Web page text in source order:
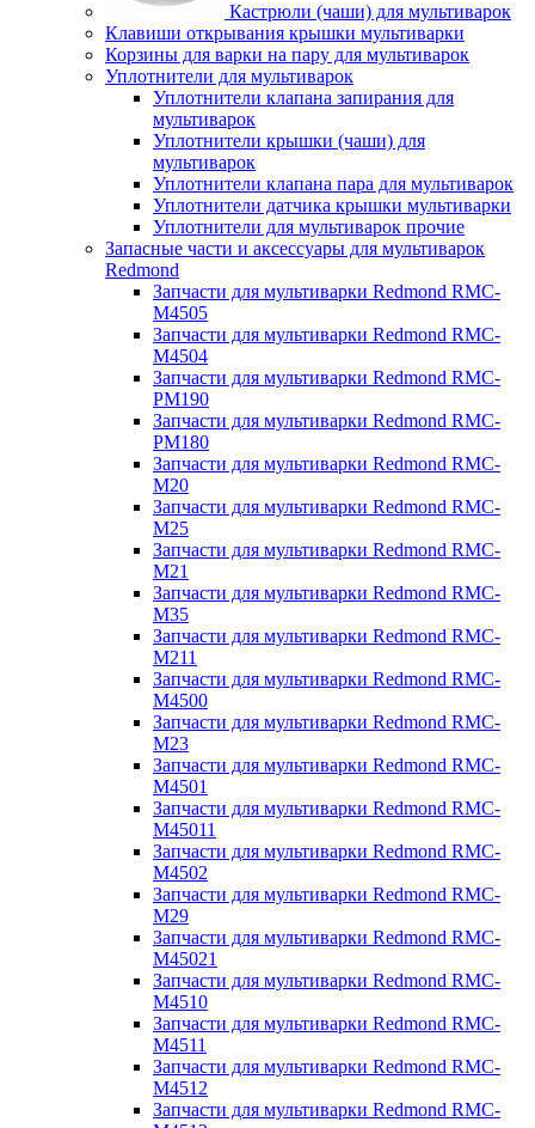
Кастрюли (чаши) для мультиварок
Клавиши открывания крышки мультиварки
Корзины для варки на пару для мультиварок
Уплотнители для мультиварок
Уплотнители клапана запирания для
мультиварок
Уплотнители крышки (чаши) для
мультиварок
Уплотнители клапана пара для мультиварок
Уплотнители датчика крышки мультиварки
Уплотнители для мультиварок прочие
Запасные части и аксессуары для мультиварок
Redmond
Запчасти для мультиварки Redmond RMC-
M4505
Запчасти для мультиварки Redmond RMC-
M4504
Запчасти для мультиварки Redmond RMC-
PM190
Запчасти для мультиварки Redmond RMC-
PM180
Запчасти для мультиварки Redmond RMC-
M20
Запчасти для мультиварки Redmond RMC-
M25
Запчасти для мультиварки Redmond RMC-
M21
Запчасти для мультиварки Redmond RMC-
M35
Запчасти для мультиварки Redmond RMC-
M211
Запчасти для мультиварки Redmond RMC-
M4500
Запчасти для мультиварки Redmond RMC-
M23
Запчасти для мультиварки Redmond RMC-
M4501
Запчасти для мультиварки Redmond RMC-
M45011
Запчасти для мультиварки Redmond RMC-
M4502
Запчасти для мультиварки Redmond RMC-
M29
Запчасти для мультиварки Redmond RMC-
M45021
Запчасти для мультиварки Redmond RMC-
M4510
Запчасти для мультиварки Redmond RMC-
M4511
Запчасти для мультиварки Redmond RMC-
M4512
Запчасти для мультиварки Redmond RMC-